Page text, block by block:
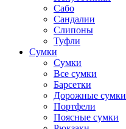
Сабо
Сандалии
Слипоны
Туфли
Сумки
Сумки
Все сумки
Барсетки
Дорожные сумки
Портфели
Поясные сумки